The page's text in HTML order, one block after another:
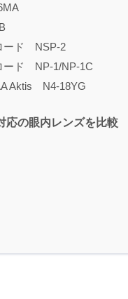
ード NSP-2
ード NP-1/NP-1C
Aktis N4-18YG
応の眼内レンズを比較